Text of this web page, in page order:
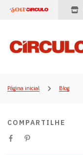
Página inicial Blog
COMPARTILHE